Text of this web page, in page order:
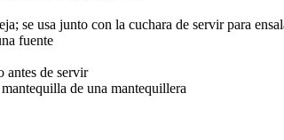
se usa junto con la cuchara de servir para
fuente
antes de servir
de una mantequillera